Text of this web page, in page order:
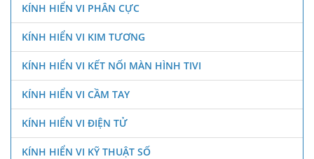
KÍNH HIỂN VI PHÂN CỰC
KÍNH HIỂN VI KIM TƯƠNG
KÍNH HIỂN VI KẾT NỐI MÀN HÌNH TIVI
KÍNH HIỂN VI CẦM TAY
KÍNH HIỂN VI ĐIỆN TỬ
KÍNH HIỂN VI KỸ THUẬT SỐ